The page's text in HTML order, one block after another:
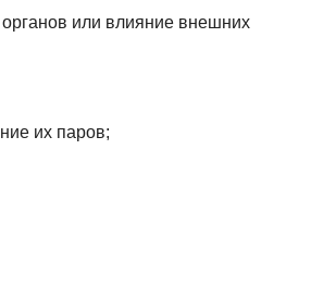
или влияние внешних
их паров;